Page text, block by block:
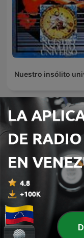
Nuestro insólito
Documentales